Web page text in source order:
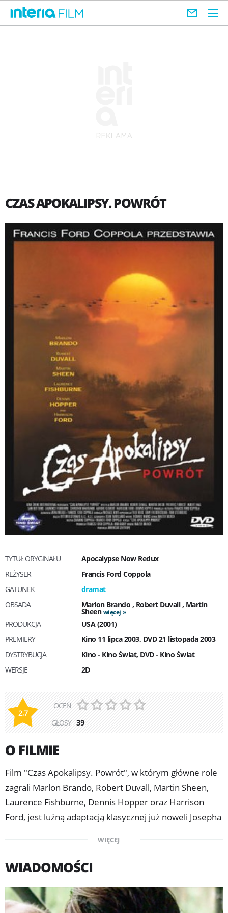
CZAS APOKALIPSY. POWRÓT
TYTUŁ ORYGINAŁU
Apocalypse Now Redux
REŻYSER
Francis Ford Coppola
GATUNEK
dramat
OBSADA
Marlon Brando , Robert Duvall, Martin
Sheen więcej
PRODUKCJA
USA (2001)
PREMIERY
Kino 11 lipca 2003, DVD 21 listopada 2003
DYSTRYBUCJA
Kino - Kino Świat, DVD - Kino Świat
WERSJE
2D
2,7
OCEŃ
GŁOSY 39
O FILMIE
Film "Czas Apokalipsy. Powrót", w którym główne role
zagrali Marlon Brando, Robert Duvall, Martin Sheen,
Laurence Fishburne, Dennis Hopper oraz Harrison
Ford, jest luźną adaptacją klasycznej już noweli Josepha
przeniesiona w czasy wojny w Wietnamie. Film
koncentruje się na podróży kapitana Willarda (Sheen) -
oficera amerykańskiego wywiadu - wysłanego w głąb
Kambodży z niebezpieczną misją "bezwzględnego
wyeliminowania" dezertera z armii, pułkownika Kurtza
WIĘCEJ
WIADOMOŚCI